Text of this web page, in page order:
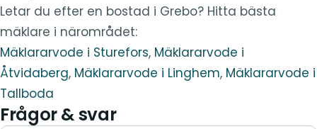
Letar du efter en bostad i Grebo? Hitta bästa
mäklare i närområdet:
Mäklararvode i Sturefors, Mäklararvode i
Åtvidaberg, Mäklararvode i Linghem, Mäklararvode i
Tallboda
Frågor & svar